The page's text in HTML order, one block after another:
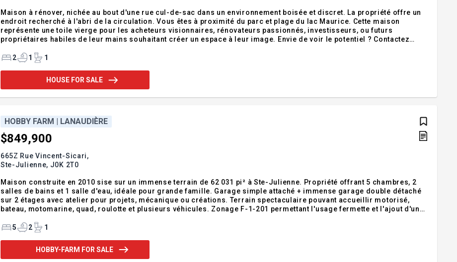
Maison à rénover, nichée au bout d'une rue cul-de-sac dans un environnement boisée et discret. La propriété offre un
endroit recherché à l'abri de la circulation. Vous êtes à proximité du parc et plage du lac Maurice. Cette maison
représente une toile vierge pour les acheteurs visionnaires, rénovateurs passionnés, investisseurs, ou futurs
propriétaires habiles de leur mains souhaitant créer un espace à leur image. Envie de voir le potentiel ? Contactez
réalisation des conditions,
2 1 1
HOUSE FOR SALE
HOBBY FARM | LANAUDIÈRE
$849,900
665Z Rue Vincent-Sicari,
Ste-Julienne, J0K 2T0
Maison construite en 2010 sise sur un immense terrain de 62 031 pi² à Ste-Julienne. Propriété offrant 5 chambres, 2
salles de bains et 1 salle d'eau, idéale pour grande famille. Garage simple attaché + immense garage double détaché
sur 2 étages avec atelier pour projets, mécanique ou créations. Terrain spectaculaire pouvant accueillir motorisé,
bateau, motomarine, quad, roulotte et plusieurs véhicules. Zonage F-1-201 permettant l'usage fermette et l'ajout d'un
et liberté.
5 2 1
HOBBY-FARM FOR SALE